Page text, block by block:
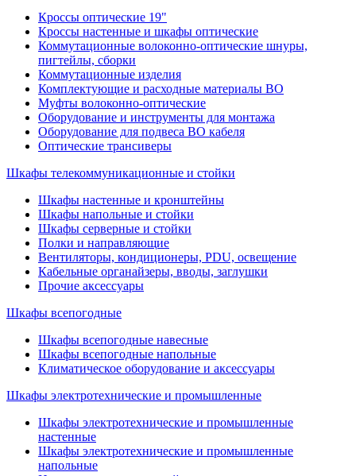
Кроссы оптические 19"
Кроссы настенные и шкафы оптические
Коммутационные волоконно-оптические шнуры,
пигтейлы, сборки
Коммутационные изделия
Комплектующие и расходные материалы ВО
Муфты волоконно-оптические
Оборудование и инструменты для монтажа
Оборудование для подвеса ВО кабеля
Оптические трансиверы
Шкафы телекоммуникационные и стойки
Шкафы настенные и кронштейны
Шкафы напольные и стойки
Шкафы серверные и стойки
Полки и направляющие
Вентиляторы, кондиционеры, PDU, освещение
Кабельные органайзеры, вводы, заглушки
Прочие аксеcсуары
Шкафы всепогодные
Шкафы всепогодные навесные
Шкафы всепогодные напольные
Климатическое оборудование и аксессуары
Шкафы электротехнические и промышленные
Шкафы электротехнические и промышленные
настенные
Шкафы электротехнические и промышленные
напольные